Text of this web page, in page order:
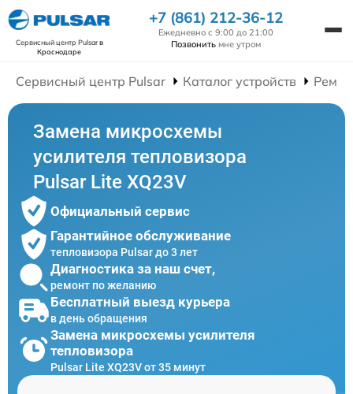
Сервисный центр Pulsarв
Краснодаре
+7 (861) 212-36-12
Ежедневно с 9:00 до 21:00
Позвонить мне утром
Сервисный центр Pulsar Каталог устройств
Замена микросхемы
усилителя тепловизора
Pulsar Lite XQ23V
Официальный сервис
Гарантийное обслуживание
тепловизора Pulsar до 3 лет
Диагностика за наш счет,
ремонт по желанию
Бесплатный выезд курьера
в день обращения
Замена микросхемы усилителя
тепловизора
Pulsar Lite XQ23V от 35 минут